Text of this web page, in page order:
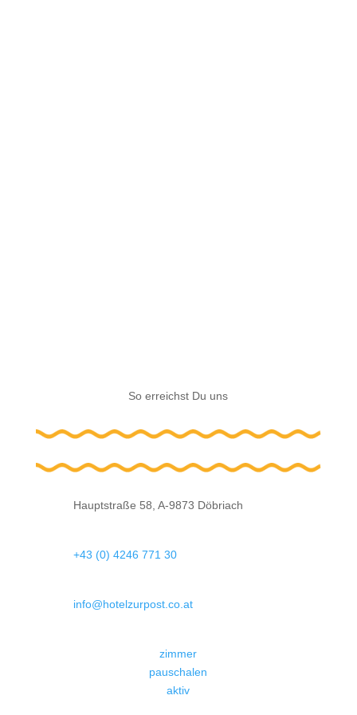
So erreichst Du uns
Hauptstraße 58, A-9873 Döbriach
+43 (0) 4246 771 30
info@hotelzurpost.co.at
zimmer
pauschalen
aktiv